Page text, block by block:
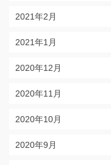
2021年2月
2021年1月
2020年12月
2020年11月
2020年10月
2020年9月